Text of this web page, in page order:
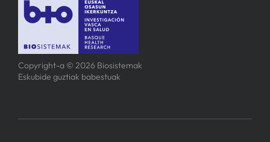
Copyright-a © 2026 Biosistemak
Eskubide guztiak babestuak